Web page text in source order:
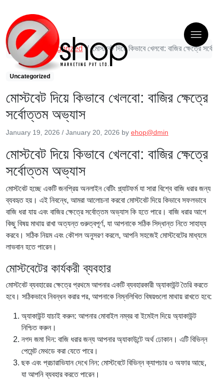
Uncategorized মোস্টবেট দিয়ে কিভাবে খেলবো: বাজির ক্ষেত্রে
Uncategorized
মোস্টবেট দিয়ে কিভাবে খেলবো: বাজির ক্ষেত্রে
সর্বোত্তম অভ্যাস
January 19, 2026 / January 20, 2026 by ehop@dmin
মোস্টবেট দিয়ে কিভাবে খেলবো: বাজির ক্ষেত্রে
সর্বোত্তম অভ্যাস
মোস্টবেট হচ্ছে একটি জনপ্রিয় অনলাইন বেটিং প্ল্যাটফর্ম যা সারা বিশ্বে বাজি ধরার জন্য
ব্যবহৃত হয়। এই নিবন্ধে, আমরা আলোচনা করবো মোস্টবেট দিয়ে কিভাবে সফলভাবে
বাজি ধরা যায় এবং বাজির ক্ষেত্রে সর্বোত্তম অভ্যাস কি হতে পারে। বাজি ধরার আগে
কিছু বিষয় মাথায় রাখা অত্যন্ত গুরুত্বপূর্ণ, যা আপনাকে সঠিক সিদ্ধান্ত নিতে সাহায্য
করবে। সঠিক নিয়ম এবং কৌশল অনুসরণ করলে, আপনি সহজেই মোস্টবেটের মাধ্যমে
লাভবান হতে পারেন।
মোস্টবেটের কার্যকরী ব্যবহার
মোস্টবেট ব্যবহারের ক্ষেত্রে প্রথমে আপনার একটি ব্যবহারকারী অ্যাকাউন্ট তৈরি করতে
হবে। সঠিকভাবে নিবন্ধন করার পর, আপনাকে নিম্নলিখিত বিষয়গুলো মাথায় রাখতে হবে:
অ্যাকাউন্ট যাচাই করুন: আপনার মোবাইল নম্বর বা ইমেইল দিয়ে অ্যাকাউন্ট
নিশ্চিত করুন।
নগদ জমা দিন: বাজি ধরার জন্য আপনার অ্যাকাউন্টে অর্থ ঢোকান। এটি বিভিন্ন
পেমেন্ট মেথডে করা যেতে পারে।
ছক এবং প্রচারাভিযান দেখে নিন: মোস্টবেটে বিভিন্ন ক্যাপচার ও অফার আছে,
যা আপনি ব্যবহার করতে পারেন।